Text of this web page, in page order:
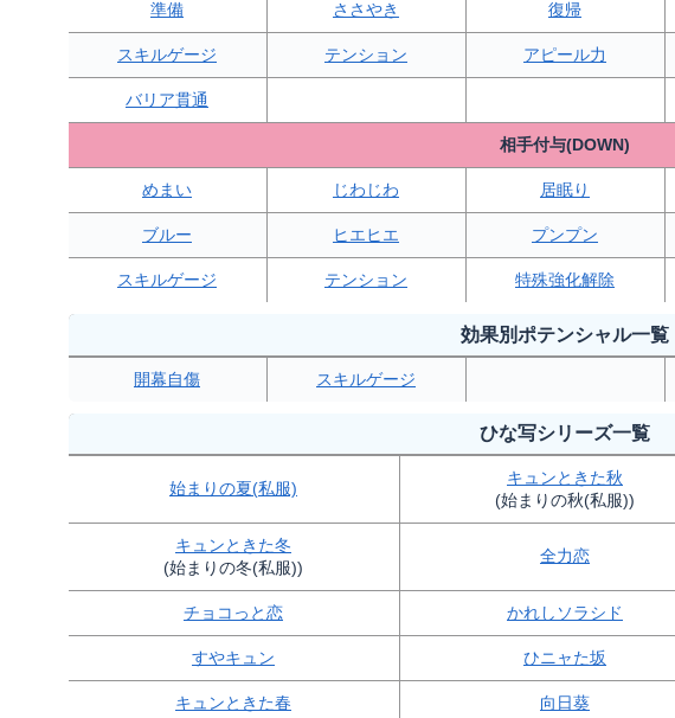
準備 ささやき 復帰
スキルゲージ テンション アピール力
バリア貫通
相手付与(DOWN)
めまい じわじわ 居眠り
ブルー ヒエヒエ プンプン
スキルゲージ テンション 特殊強化解除
効果別ポテンシャル一覧
開幕自傷 スキルゲージ
ひな写シリーズ一覧
始まりの夏(私服)
キュンときた秋
(始まりの秋(私服))
キュンときた冬
(始まりの冬(私服))
全力恋
チョコっと恋 かれしソラシド
すやキュン ひニャた坂
キュンときた春 向日葵